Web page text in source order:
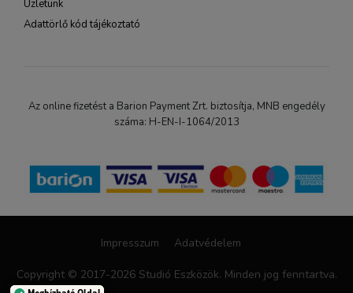
Üzletünk
Adattörlő kód tájékoztató
Az online fizetést a Barion Payment Zrt. biztosítja, MNB engedély
száma: H-EN-I-1064/2013
Impresszum Adatvédelem
Copyright © 2017-2026 Studió Eszközök. Minden jog fenntartva.